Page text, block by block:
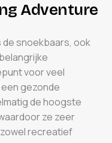
ng Adventure
de snoekbaars, ook
voor veel
gezonde
de hoogste
ze zeer
recreatief